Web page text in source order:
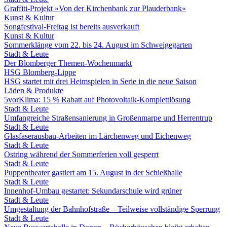
Graffiti-Projekt »Von der Kirchenbank zur Plauderbank«
Kunst & Kultur
Songfestival-Freitag ist bereits ausverkauft
Kunst & Kultur
Sommerklänge vom 22. bis 24. August im Schweigegarten
Stadt & Leute
Der Blomberger Themen-Wochenmarkt
HSG Blomberg-Lippe
HSG startet mit drei Heimspielen in Serie in die neue Saison
Läden & Produkte
5vorKlima: 15 % Rabatt auf Photovoltaik-Komplettlösung
Stadt & Leute
Umfangreiche Straßensanierung in Großenmarpe und Herrentrup
Stadt & Leute
Glasfaserausbau-Arbeiten im Lärchenweg und Eichenweg
Stadt & Leute
Ostring während der Sommerferien voll gesperrt
Stadt & Leute
Puppentheater gastiert am 15. August in der Schießhalle
Stadt & Leute
Innenhof-Umbau gestartet: Sekundarschule wird grüner
Stadt & Leute
Umgestaltung der Bahnhofstraße – Teilweise vollständige Sperrung
Stadt & Leute